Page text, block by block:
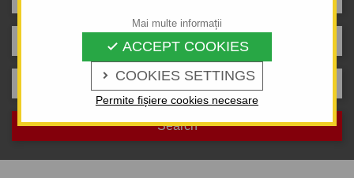
 COOKIES SETTINGS
 ACCEPT COOKIES
Permite fișiere cookies necesare
Mai multe informații